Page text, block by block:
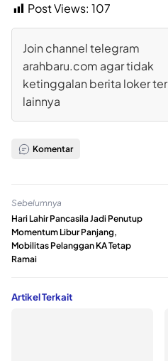
Post Views: 107
Join channel telegram
arahbaru.com agar tidak
ketinggalan berita loker
lainnya
Komentar
Sebelumnya
Hari Lahir Pancasila Jadi Penutup
Momentum Libur Panjang,
Mobilitas Pelanggan KA Tetap
Ramai
Artikel Terkait